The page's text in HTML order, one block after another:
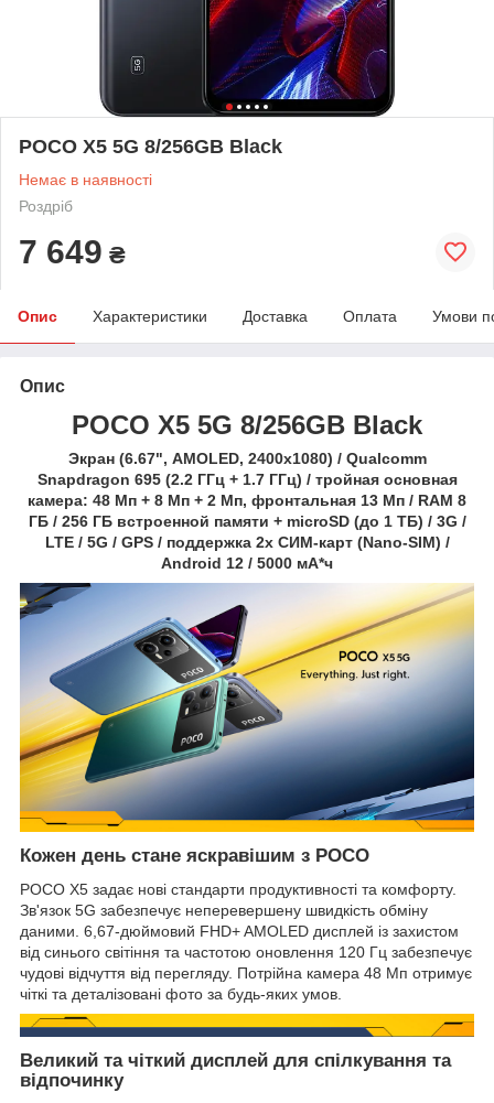
POCO X5 5G 8/256GB Black
Немає в наявності
Роздріб
7 649 ₴
Опис Характеристики Доставка Оплата Умови
Опис
POCO X5 5G 8/256GB Black
Экран (6.67", AMOLED, 2400x1080) / Qualcomm
Snapdragon 695 (2.2 ГГц + 1.7 ГГц) / тройная основная
камера: 48 Мп + 8 Мп + 2 Мп, фронтальная 13 Мп / RAM 8
ГБ / 256 ГБ встроенной памяти + microSD (до 1 ТБ) / 3G /
LTE / 5G / GPS / поддержка 2х СИМ-карт (Nano-SIM) /
Android 12 / 5000 мА*ч
Кожен день стане яскравішим з POCO
POCO X5 задає нові стандарти продуктивності та комфорту.
Зв'язок 5G забезпечує неперевершену швидкість обміну
даними. 6,67-дюймовий FHD+ AMOLED дисплей із захистом
від синього світіння та частотою оновлення 120 Гц забезпечує
чудові відчуття від перегляду. Потрійна камера 48 Мп отримує
чіткі та деталізовані фото за будь-яких умов.
Великий та чіткий дисплей для спілкування та
відпочинку